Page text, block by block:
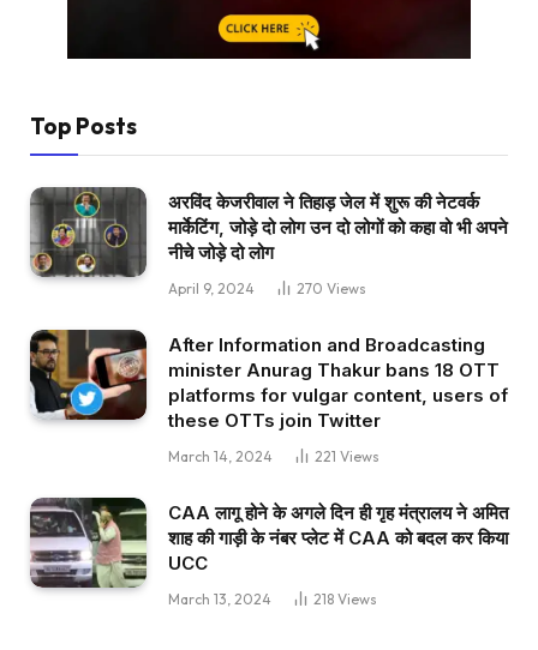
Top Posts
अरविंद केजरीवाल ने तिहाड़ जेल में शुरू की नेटवर्क
मार्केटिंग, जोड़े दो लोग उन दो लोगों को कहा वो भी अपने
नीचे जोड़े दो लोग
April 9, 2024 270 Views
After Information and Broadcasting
minister Anurag Thakur bans 18 OTT
platforms for vulgar content, users of
these OTTs join Twitter
March 14, 2024 221 Views
CAA लागू होने के अगले दिन ही गृह मंत्रालय ने अमित
शाह की गाड़ी के नंबर प्लेट में CAA को बदल कर किया
UCC
March 13, 2024 218 Views